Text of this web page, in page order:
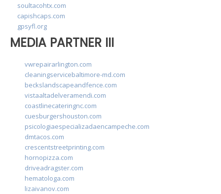
soultacohtx.com
capishcaps.com
gpsyfl.org
MEDIA PARTNER III
vwrepairarlington.com
cleaningservicebaltimore-md.com
beckslandscapeandfence.com
vistaaltadelveramendi.com
coastlinecateringnc.com
cuesburgershouston.com
psicologiaespecializadaencampeche.com
dmtacos.com
crescentstreetprinting.com
hornopizza.com
driveadragster.com
hematologa.com
lizaivanov.com